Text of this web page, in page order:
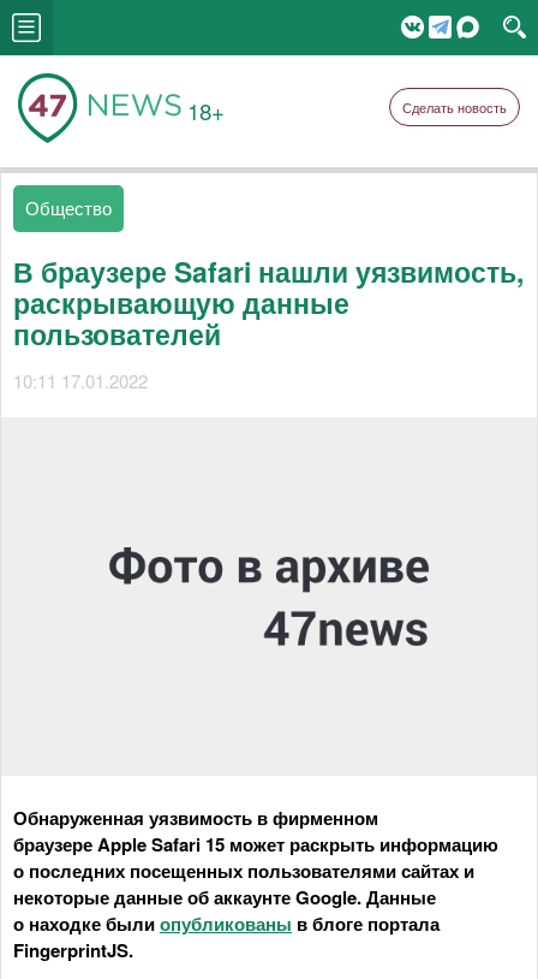
18+ Сделать новость
Общество
В браузере Safari нашли уязвимость,
раскрывающую данные
пользователей
10:11 17.01.2022
Обнаруженная уязвимость в фирменном
браузере Apple Safari 15 может раскрыть информацию
о последних посещенных пользователями сайтах и
некоторые данные об аккаунте Google. Данные
о находке былиопубликованы в блоге портала
FingerprintJS.